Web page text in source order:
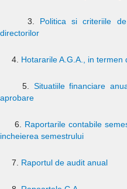
3. Politica si criteriile
directorilor
4. Hotararile A.G.A., in
5. Situatiile financiare
aprobare
6. Raportarile contabile
incheierea semestrului
7. Raportul de audit anual